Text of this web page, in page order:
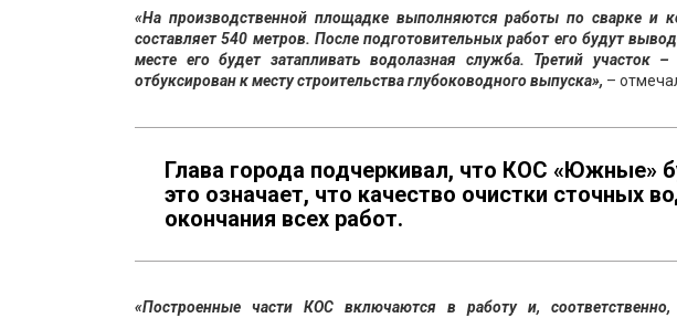
«На производственной площадке выполняются работы по сварке и
составляет 540 метров. После подготовительных работ его будут
месте его будет затапливать водолазная служба. Третий
отбуксирован к месту строительства глубоководного выпуска», –
Глава города подчеркивал, что КОС «Южные»
это означает, что качество очистки сточных
окончания всех работ.
«Построенные части КОС включаются в работу и,